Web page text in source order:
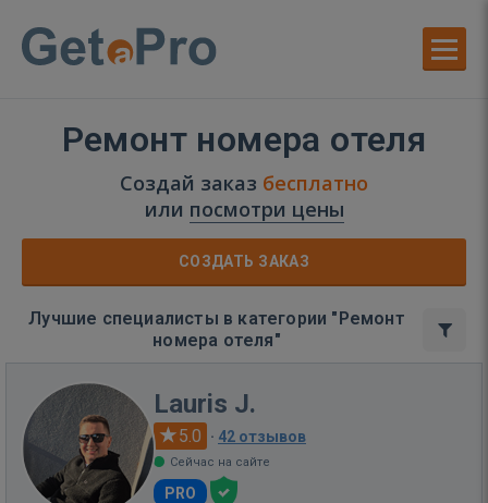
Ремонт номера отеля
Создай заказ бесплатно
или посмотри цены
СОЗДАТЬ ЗАКАЗ
Лучшие специалисты в категории "Ремонт
номера отеля"
Lauris J.
5.0 · 42 отзывов
Сейчас на сайте
PRO